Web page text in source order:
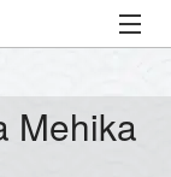
Mehika